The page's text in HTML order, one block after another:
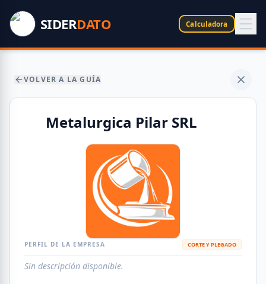
SIDERDATO Calculadora
VOLVER A LA GUÍA
Metalurgica Pilar SRL
PERFIL DE LA EMPRESA CORTE Y PLEGADO
Sin descripción disponible.